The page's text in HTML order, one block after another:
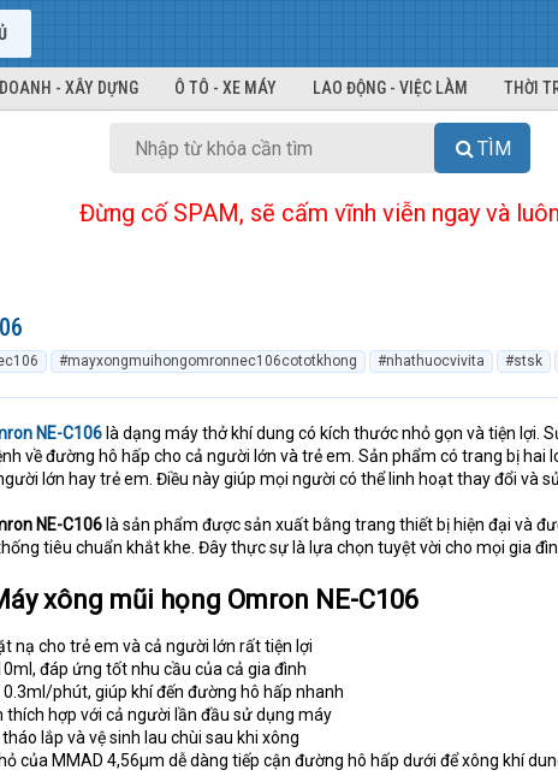
- XÂY DỰNG Ô TÔ - XE MÁY LAO ĐỘNG - VIỆC LÀM THỜI
TÌM
Đừng cố SPAM, sẽ cấm vĩnh viễn ngay và luôn
#mayxongmuihongomronnec106cototkhong #nhathuocvivita #stsk
NE-C106 là dạng máy thở khí dung có kích thước nhỏ gọn và tiện lợi.
về đường hô hấp cho cả người lớn và trẻ em. Sản phẩm có trang bị hai
lớn hay trẻ em. Điều này giúp mọi người có thể linh hoạt thay đổi và
NE-C106 là sản phẩm được sản xuất bằng trang thiết bị hiện đại và
tiêu chuẩn khắt khe. Đây thực sự là lựa chọn tuyệt vời cho mọi gia
xông mũi họng Omron NE-C106
nạ cho trẻ em và cả người lớn rất tiện lợi
đáp ứng tốt nhu cầu của cả gia đình
phút, giúp khí đến đường hô hấp nhanh
thích hợp với cả người lần đầu sử dụng máy
lắp và vệ sinh lau chùi sau khi xông
của MMAD 4,56µm dễ dàng tiếp cận đường hô hấp dưới để xông khí